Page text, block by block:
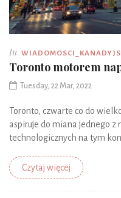
In
Toronto motorem
Tuesday, 22 Mar, 2022
Toronto, czwarte co do
aspiruje do miana jednego z
technologicznych na tym
Czytaj więcej